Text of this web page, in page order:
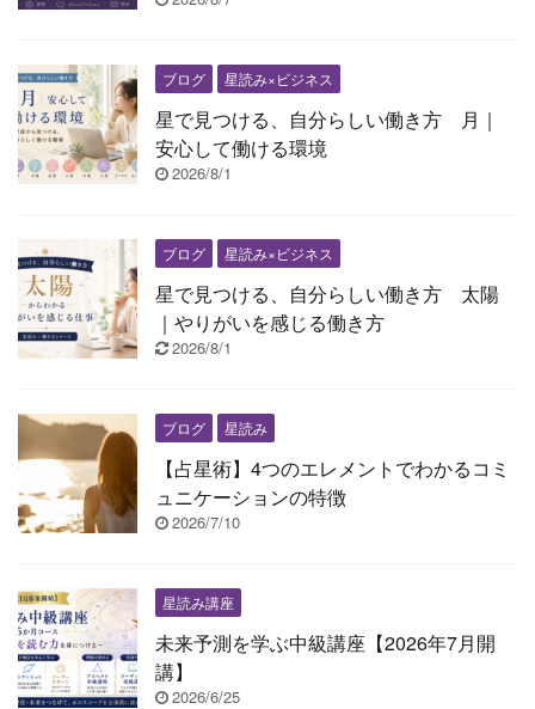
ブログ 星読み×ビジネス
星で見つける、自分らしい働き方 月｜
安心して働ける環境
2026/8/1
ブログ 星読み×ビジネス
星で見つける、自分らしい働き方 太陽
｜やりがいを感じる働き方
2026/8/1
ブログ 星読み
【占星術】4つのエレメントでわかるコミ
ュニケーションの特徴
2026/7/10
星読み講座
未来予測を学ぶ中級講座【2026年7月開
講】
2026/6/25